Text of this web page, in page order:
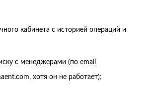
кабинета с историей операций и
с менеджерами (по email
хотя он не работает);